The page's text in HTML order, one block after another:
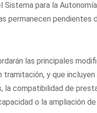
para la
permanecen pendientes
las principales
y que
la compatibilidad de
o la ampliación